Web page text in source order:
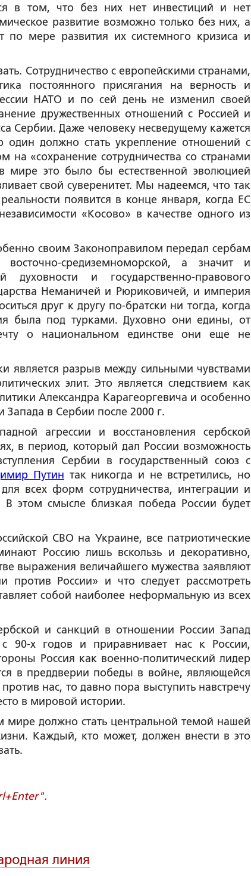
в том, что без них нет инвестиций и нет
развитие возможно только без них, а
по мере развития их системного кризиса и
Сотрудничество с европейскими странами,
постоянного присягания на верность и
НАТО и по сей день не изменил своей
дружественных отношений с Россией и
Сербии. Даже человеку несведущему кажется
должно стать укрепление отношений с
на «сохранение сотрудничества со странами
это было бы естественной эволюцией
свой суверенитет. Мы надеемся, что так
появится в конце января, когда ЕС
«Косово» в качестве одного из
своим Законоправилом передал сербам
средиземноморской, а значит и
духовности и государственно-правового
Неманичей и Рюриковичей, и империя
друг к другу по-братски ни тогда, когда
была под турками. Духовно они едины, от
о национальном единстве они еще не
является разрыв между сильными чувствами
элит. Это является следствием как
Александра Карагеоргевича и особенно
Запада в Сербии после 2000 г.
агрессии и восстановления сербской
в период, который дал России возможность
Сербии в государственный союз с
Путин так никогда и не встретились, но
всех форм сотрудничества, интеграции и
этом смысле близкая победа России будет
СВО на Украине, все патриотические
Россию лишь вскользь и декоративно,
выражения величайшего мужества заявляют
России» и что следует рассмотреть
собой наиболее неформальную из всех
и санкций в отношении России Запад
90-х годов и приравнивает нас к России,
Россия как военно-политический лидер
в преддверии победы в войне, являющейся
нас, то давно пора выступить навстречу
в мировой истории.
должно стать центральной темой нашей
Каждый, кто может, должен внести в это
линия